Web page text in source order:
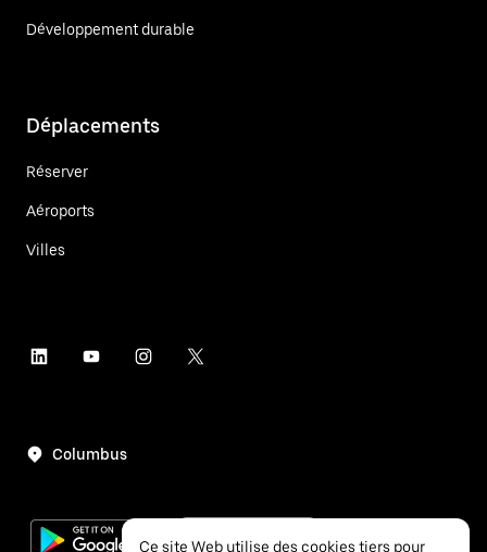
Développement durable
Déplacements
Réserver
Aéroports
Villes
Columbus
Ce site Web utilise des cookies tiers pour